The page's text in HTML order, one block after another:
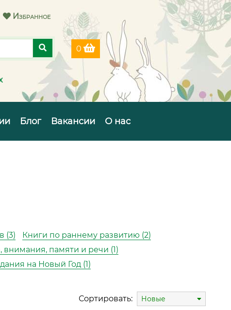
Избранное
0
Блог Вакансии О нас
(3)
Книги по раннему развитию (2)
памяти и речи (1)
на Новый Год (1)
Сортировать: Новые